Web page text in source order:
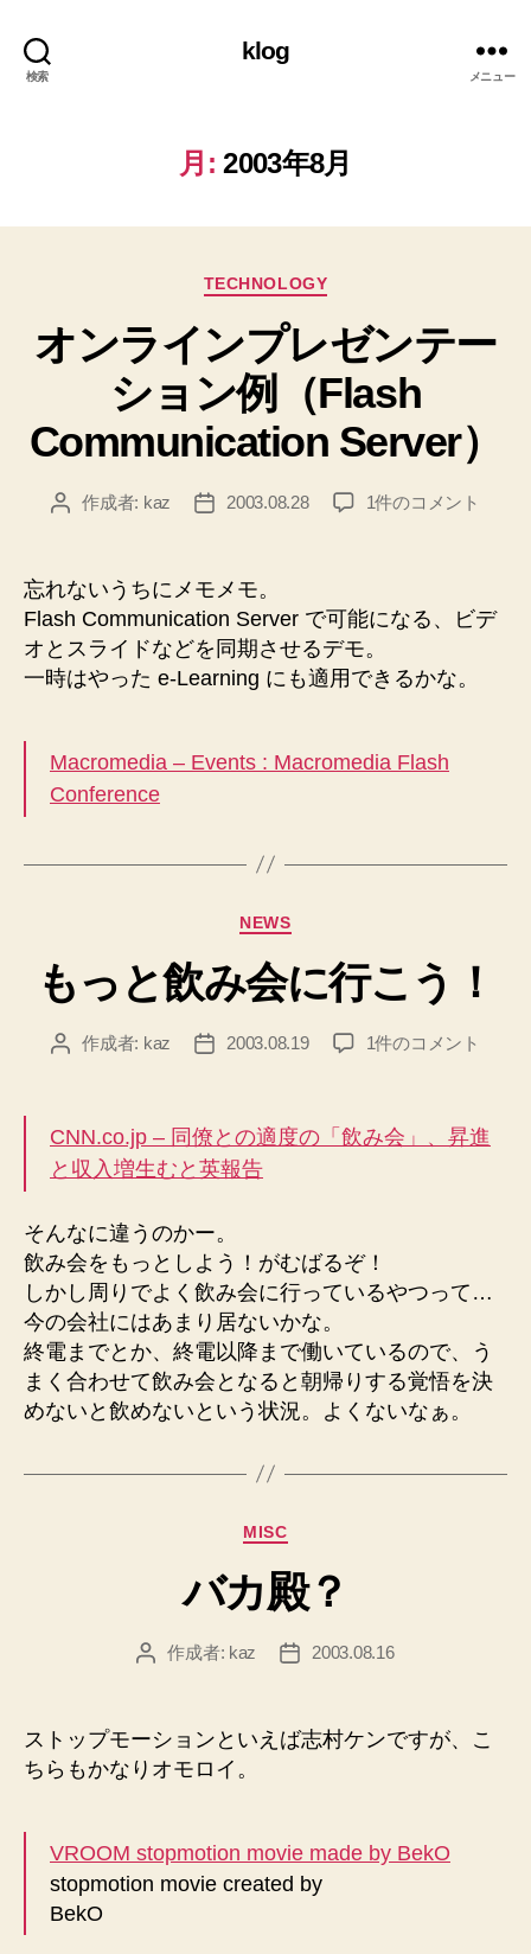
検索
klog
メニュー
月: 2003年8月
カ
ゴ
リ
ー
TECHNOLOGY
オンラインプレゼンテー
ション例（Flash
Communication Server）
投 作成者: kaz
投
2003.08.28
オ
プ
レ
ゼ
ー
例
へ
の
1件のコメント
忘れないうちにメモメモ。
Flash Communication Server で可能になる、ビデ
オとスライドなどを同期させるデモ。
一時はやった e-Learning にも適用できるかな。
Macromedia – Events : Macromedia Flash
Conference
カ
ゴ
リ
NEWS
もっと飲み会に行こう！
投 作成者: kaz
投
2003.08.19
も
み
こ
う！
へ
1件のコメント
CNN.co.jp – 同僚との適度の「飲み会」、昇進
と収入増生むと英報告
そんなに違うのかー。
飲み会をもっとしよう！がむばるぞ！
しかし周りでよく飲み会に行っているやつって…
今の会社にはあまり居ないかな。
終電までとか、終電以降まで働いているので、う
まく合わせて飲み会となると朝帰りする覚悟を決
めないと飲めないという状況。よくないなぁ。
カ
ゴ
リ
MISC
バカ殿？
投
作成者: kaz
投
2003.08.16
ストップモーションといえば志村ケンですが、こ
ちらもかなりオモロイ。
VROOM stopmotion movie made by BekO
stopmotion movie created by
BekO